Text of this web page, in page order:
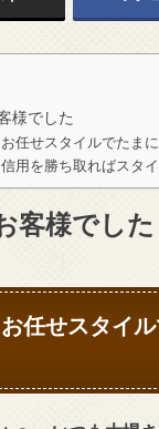
様でした
任せスタイルでたま
用を勝ち取ればスタ
客様でした
任せスタイ